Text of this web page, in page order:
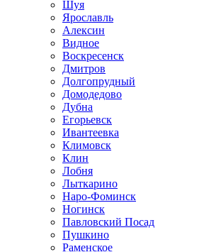
Шуя
Ярославль
Алексин
Видное
Воскресенск
Дмитров
Долгопрудный
Домодедово
Дубна
Егорьевск
Ивантеевка
Климовск
Клин
Лобня
Лыткарино
Наро-Фоминск
Ногинск
Павловский Посад
Пушкино
Раменское